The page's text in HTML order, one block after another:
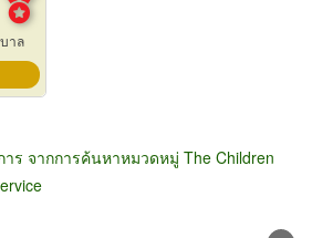
าล
ร จากการค้นหาหมวดหมู่ The Children